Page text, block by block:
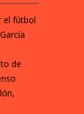
el fútbol
de